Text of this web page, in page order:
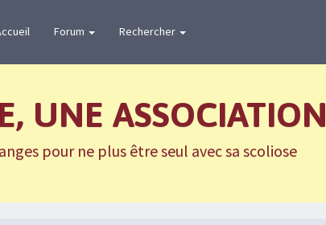
Forum Rechercher
UNE ASSOCIATION
pour ne plus être seul avec sa scoliose